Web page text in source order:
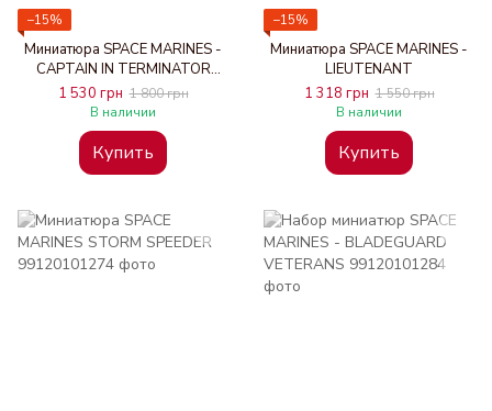
−15%
Миниатюра SPACE MARINES -
CAPTAIN IN TERMINATOR
ARMOUR
1 530 грн 1 800 грн
В наличии
Купить
−15%
Миниатюра SPACE MARINES -
LIEUTENANT
1 318 грн 1 550 грн
В наличии
Купить